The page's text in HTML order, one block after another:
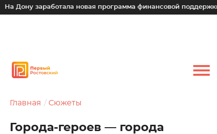
заработала новая программа финансовой поддержки для
Главная Сюжеты
Города-героев — города